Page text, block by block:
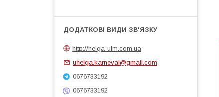
http://helga-ulm.com.ua
uhelga.karneval@gmail.com
0676733192
0676733192